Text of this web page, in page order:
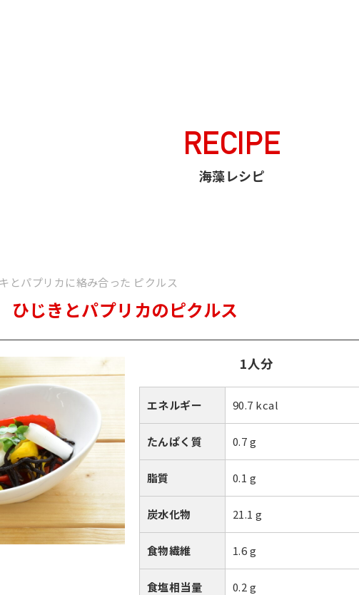
RECIPE
海藻レシピ
とパプリカに絡み合った ピクルス
ひじきとパプリカのピクルス
1人分
エネルギー 90.7 kcal
たんぱく質 0.7 g
脂質 0.1 g
炭水化物 21.1 g
食物繊維 1.6 g
食塩相当量 0.2 g